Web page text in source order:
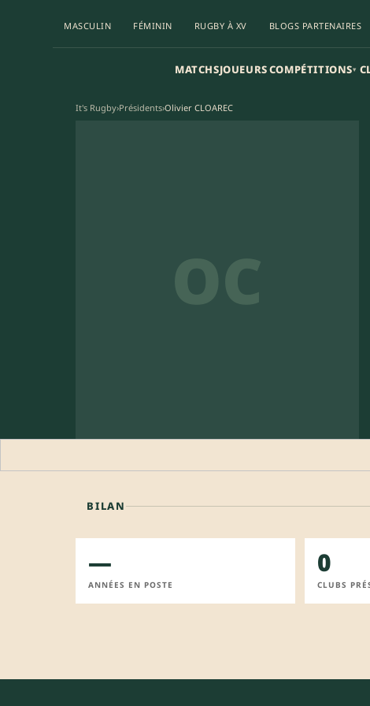
MASCULIN FÉMININ RUGBY À XV BLOGS PARTENAIRES
MATCHSJOUEURSCOMPÉTITIONS▾
It's Rugby›Présidents›Olivier CLOAREC
OC
BILAN
—
ANNÉES EN POSTE
0
CLUBS